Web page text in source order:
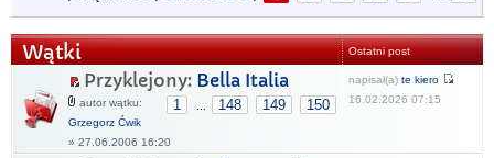
Wątki Ostatni post
Przyklejony: Bella Italia
1 148 149 150
autor wątku:
Grzegorz Ćwik
» 27.06.2006 16:20
napisał(a) te kiero
16.02.2026 07:15